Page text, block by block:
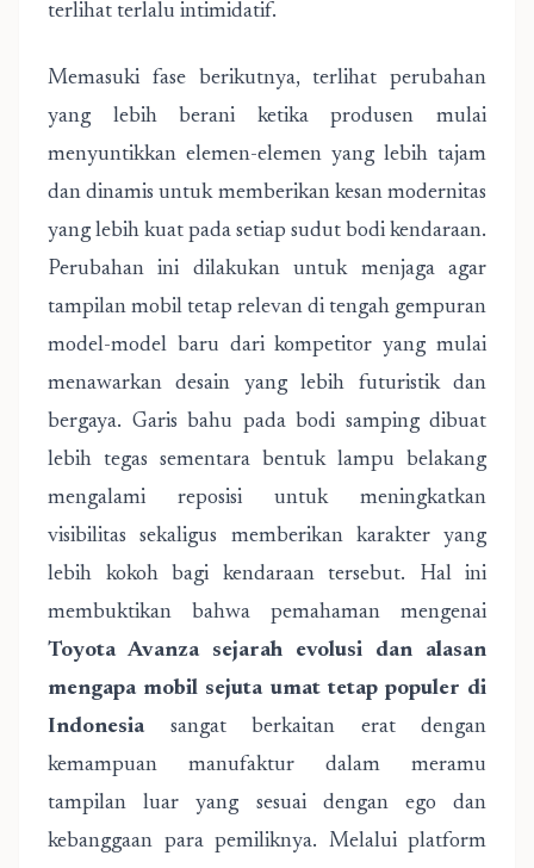
terlihat terlalu intimidatif.
Memasuki fase berikutnya, terlihat perubahan
yang lebih berani ketika produsen mulai
menyuntikkan elemen-elemen yang lebih tajam
dan dinamis untuk memberikan kesan modernitas
yang lebih kuat pada setiap sudut bodi kendaraan.
Perubahan ini dilakukan untuk menjaga agar
tampilan mobil tetap relevan di tengah gempuran
model-model baru dari kompetitor yang mulai
menawarkan desain yang lebih futuristik dan
bergaya. Garis bahu pada bodi samping dibuat
lebih tegas sementara bentuk lampu belakang
mengalami reposisi untuk meningkatkan
visibilitas sekaligus memberikan karakter yang
lebih kokoh bagi kendaraan tersebut. Hal ini
membuktikan bahwa pemahaman mengenai
Toyota Avanza sejarah evolusi dan alasan
mengapa mobil sejuta umat tetap populer di
Indonesia sangat berkaitan erat dengan
kemampuan manufaktur dalam meramu
tampilan luar yang sesuai dengan ego dan
kebanggaan para pemiliknya. Melalui platform